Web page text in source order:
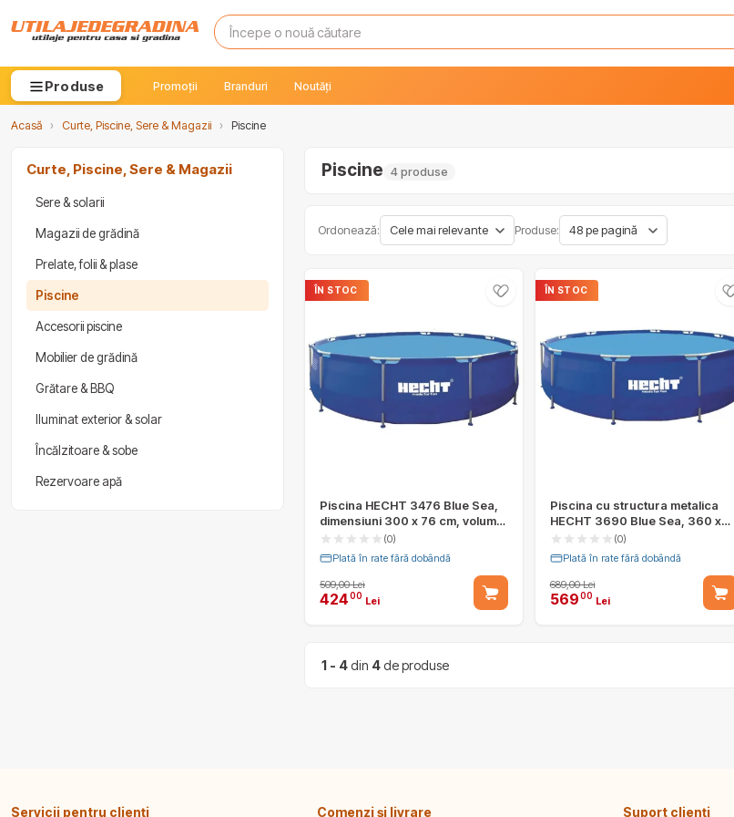
Produse Promoții Branduri Noutăți
Acasă › Curte, Piscine, Sere & Magazii › Piscine
Curte, Piscine, Sere & Magazii
Sere & solarii
Magazii de grădină
Prelate, folii & plase
Piscine
Accesorii piscine
Mobilier de grădină
Grătare & BBQ
Iluminat exterior & solar
Încălzitoare & sobe
Rezervoare apă
Piscine 4 produse
Ordonează: Produse:
ÎN STOC
Piscina HECHT 3476 Blue Sea,
dimensiuni 300 x 76 cm, volum
4383 litri, kit de reparare inclus
(0)
Plată în rate fără dobândă
509,00 Lei
42400 Lei
ÎN STOC
Piscina cu structura metalica
HECHT 3690 Blue Sea, 360 x
76 cm, volum apa 6125 litri
(0)
Plată în rate fără dobândă
689,00 Lei
56900 Lei
1 - 4din 4de produse
Servicii pentru clienți Comenzi și livrare Suport clienți